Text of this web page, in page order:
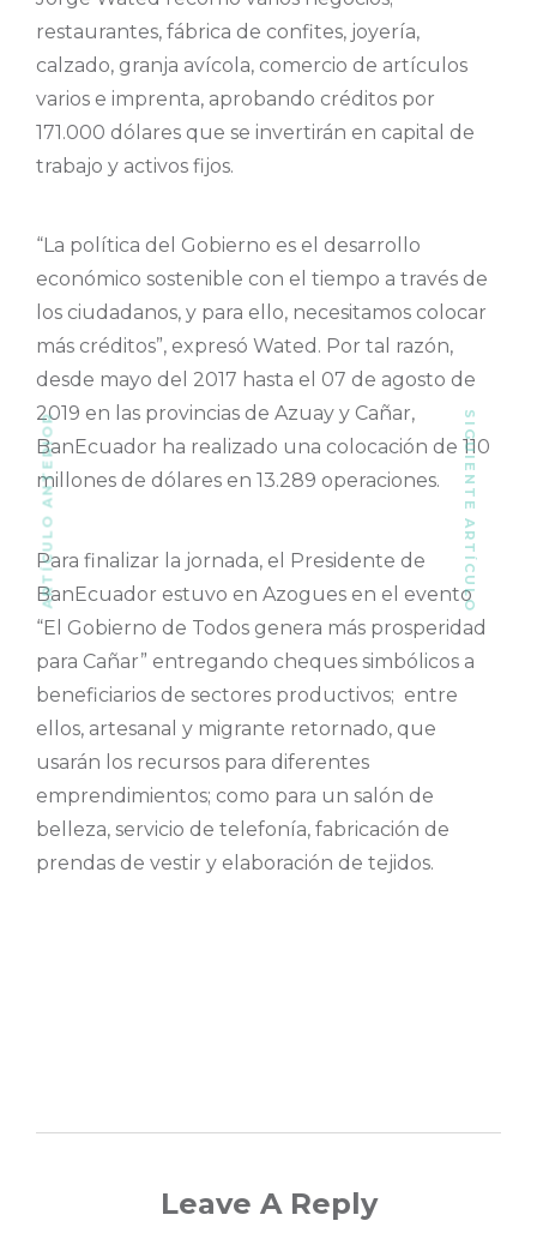
restaurantes, fábrica de confites, joyería,
calzado, granja avícola, comercio de artículos
varios e imprenta, aprobando créditos por
171.000 dólares que se invertirán en capital de
trabajo y activos fijos.
“La política del Gobierno es el desarrollo
económico sostenible con el tiempo a través de
los ciudadanos, y para ello, necesitamos colocar
más créditos”, expresó Wated. Por tal razón,
desde mayo del 2017 hasta el 07 de agosto de
2019 en las provincias de Azuay y Cañar,
BanEcuador ha realizado una colocación de 110
millones de dólares en 13.289 operaciones.
Para finalizar la jornada, el Presidente de
BanEcuador estuvo en Azogues en el evento
“El Gobierno de Todos genera más prosperidad
para Cañar” entregando cheques simbólicos a
beneficiarios de sectores productivos; entre
ellos, artesanal y migrante retornado, que
usarán los recursos para diferentes
emprendimientos; como para un salón de
belleza, servicio de telefonía, fabricación de
prendas de vestir y elaboración de tejidos.
Leave A Reply
ARTÍCULO ANTERIOR SIGUIENTE ARTÍCULO